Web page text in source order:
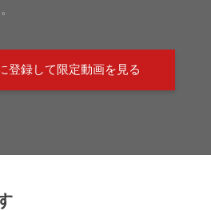
登録して限定動画を見る